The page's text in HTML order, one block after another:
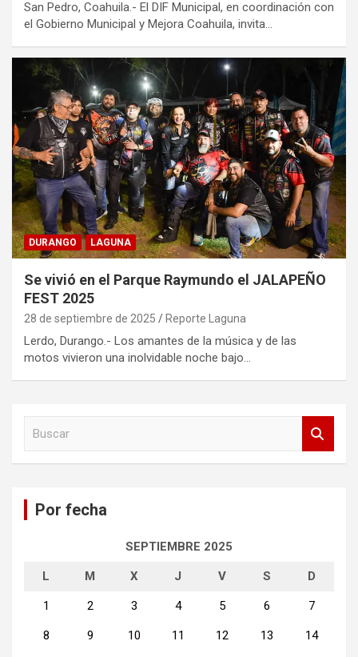
San Pedro, Coahuila.- El DIF Municipal, en coordinación con
el Gobierno Municipal y Mejora Coahuila, invita…
DURANGO LAGUNA
Se vivió en el Parque Raymundo el JALAPEÑO
FEST 2025
28 de septiembre de 2025 Reporte Laguna
Lerdo, Durango.- Los amantes de la música y de las
motos vivieron una inolvidable noche bajo…
Por fecha
SEPTIEMBRE 2025
L M X J V S D
1 2 3 4 5 6 7
8 9 10 11 12 13 14